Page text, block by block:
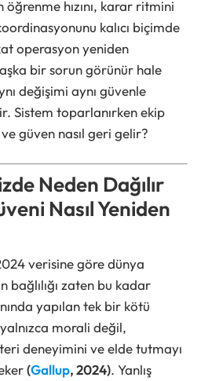
hızını, karar ritmini
kalıcı biçimde
operasyon yeniden
bir sorun görünür hale
değişimi aynı güvenle
Sistem toparlanırken ekip
güven nasıl geri gelir?
Neden Dağılır
Nasıl Yeniden
verisine göre dünya
bağlılığı zaten bu kadar
yapılan tek bir kötü
morali değil,
deneyimini ve elde tutmayı
(Gallup, 2024). Yanlış